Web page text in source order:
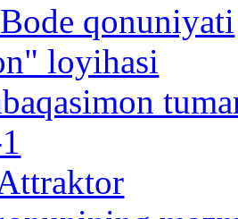
qonuniyati
loyihasi